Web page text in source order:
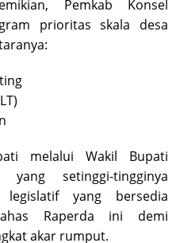
Pemkab Konsel
prioritas skala desa
melalui Wakil Bupati
yang setinggi-tingginya
yang bersedia
Raperda ini demi
akar rumput.